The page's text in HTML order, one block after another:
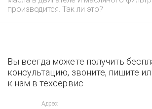
производится. Так ли это?
Вы всегда можете получить
консультацию, звоните, пишите
к нам в техсервис
Адрес: